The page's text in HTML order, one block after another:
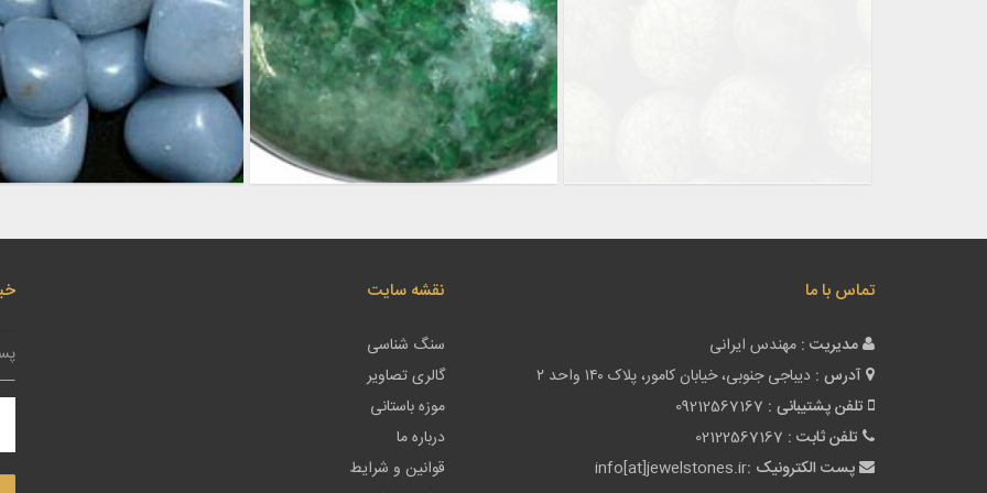
تماس با ما
مدیریت : مهندس ایرانی
آدرس : دیباجی جنوبی، خیابان کامور، پلاک ۱۴۰ واحد ۲
تلفن پشتیبانی : 09212567167
تلفن ثابت : 02122567167
پست الکترونیک :info[at]jewelstones.ir
نقشه سایت
سنگ شناسی
گالری تصاویر
موزه باستانی
درباره ما
قوانین و شرایط